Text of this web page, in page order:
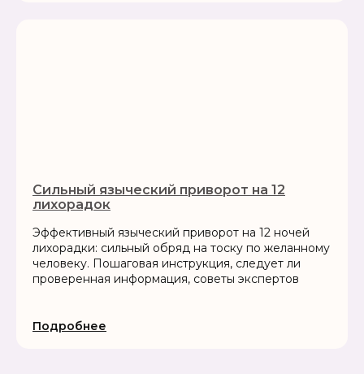
Сильный языческий приворот на 12
лихорадок
Эффективный языческий приворот на 12 ночей
лихорадки: сильный обряд на тоску по желанному
человеку. Пошаговая инструкция, следует ли
проверенная информация, советы экспертов
Подробнее